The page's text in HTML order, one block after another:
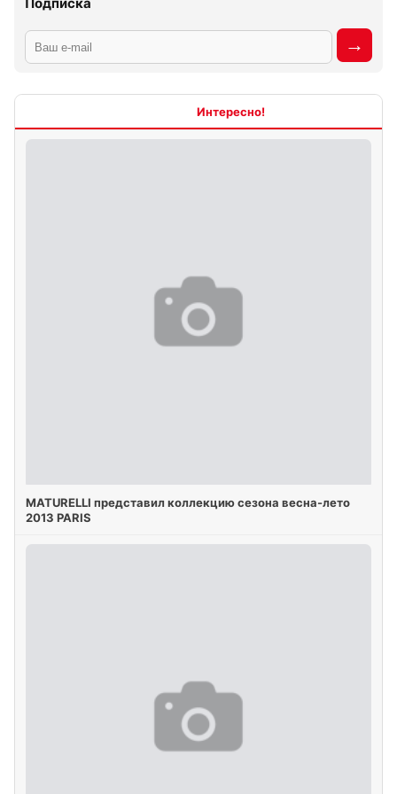
MATURELLI представил коллекцию сезона весна-лето
2013 PARIS